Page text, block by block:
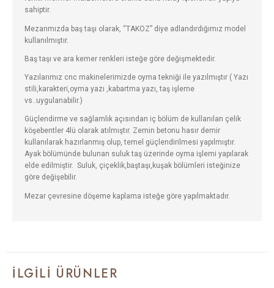
sahiptir.
Mezarımızda baş taşı olarak, “TAKOZ” diye adlandırdığımız model
kullanılmıştır.
Baş taşı ve ara kemer renkleri isteğe göre değişmektedir.
Yazılarımız cnc makinelerimizde oyma tekniği ile yazılmıştır ( Yazı
stili,karakteri,oyma yazı ,kabartma yazı, taş işleme
vs..uygulanabilir.)
Güçlendirme ve sağlamlık açısından iç bölüm de kullanılan çelik
köşebentler 4lü olarak atılmıştır. Zemin betonu hasır demir
kullanılarak hazırlanmış olup, temel güçlendirilmesi yapılmıştır.
Ayak bölümünde bulunan suluk taş üzerinde oyma işlemi yapılarak
elde edilmiştir. Suluk, çiçeklik,baştaşı,kuşak bölümleri isteğinize
göre değişebilir.
Mezar çevresine döşeme kaplama isteğe göre yapılmaktadır.
İLGILI ÜRÜNLER